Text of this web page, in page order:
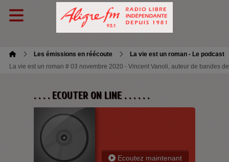
Les émissions en réécoute
La vie est un roman - Le podcast
La vie est un roman # 03 novembre 2020 - Vincent Vanoli, auteur de bandes
. . . . ECOUTER ON LINE . . . . . .
Ecoutez maintenant